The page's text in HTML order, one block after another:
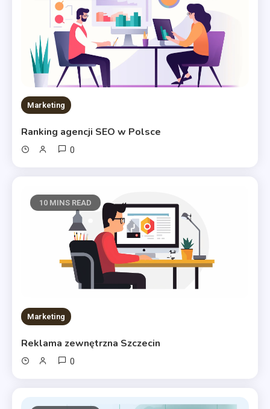
Marketing
Ranking agencji SEO w Polsce
0
10 MINS READ
Marketing
Reklama zewnętrzna Szczecin
0